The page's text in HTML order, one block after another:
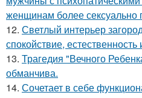
женщинам более сексуально
12. Светлый интерьер
спокойствие,
13. Трагедия "Вечного
обманчива.
14. Сочетает в себе